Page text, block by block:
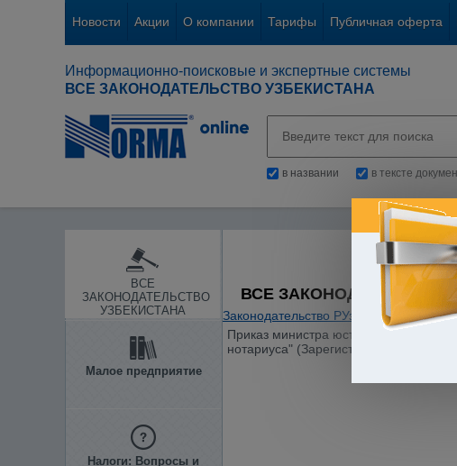
Новости Акции О компании Тарифы Публичная оферта
Информационно-поисковые и экспертные системы
ВСЕ ЗАКОНОДАТЕЛЬСТВО УЗБЕКИСТАНА
в названии в тексте
ВСЕ
ЗАКОНОДАТЕЛЬСТВО
УЗБЕКИСТАНА
Малое предприятие
Налоги: Вопросы и
ВСЕ
Законодательство РУз Прокуратура.
Приказ министра юстиции от
нотариуса" (Зарегистрирован МЮ